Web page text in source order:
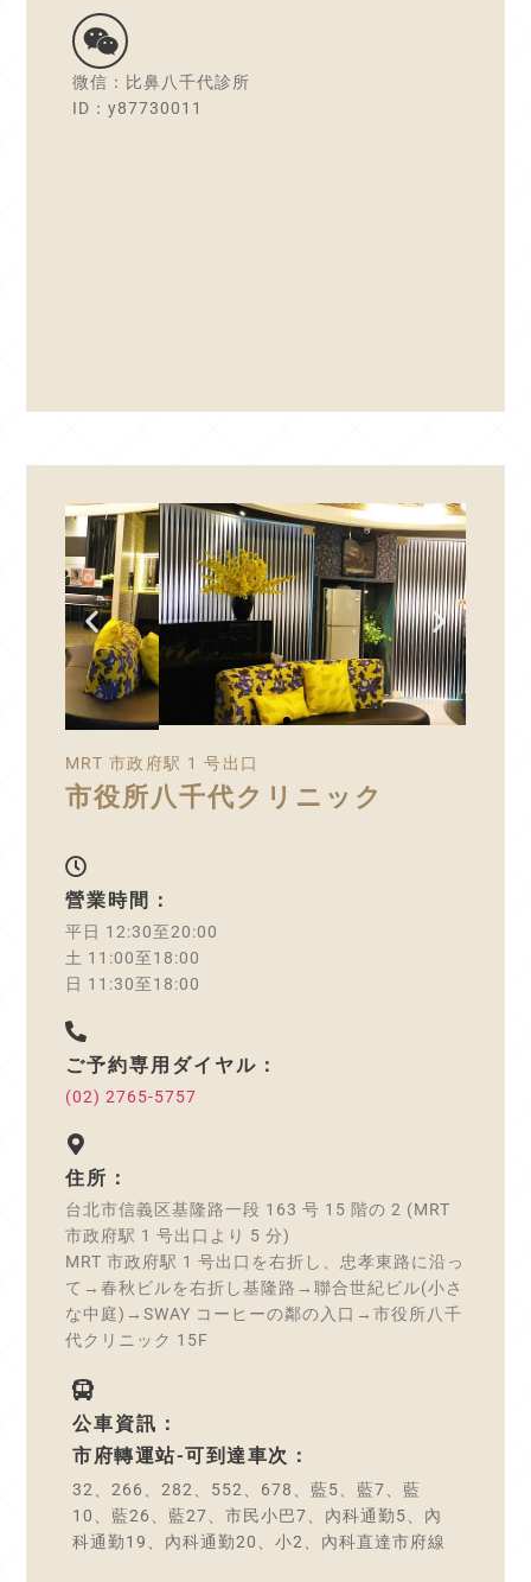
微信：比鼻八千代診所
ID：y87730011
MRT 市政府駅 1 号出口
市役所八千代クリニック
營業時間：
平日 12:30至20:00
土 11:00至18:00
日 11:30至18:00
ご予約専用ダイヤル：
(02) 2765-5757
住所：
台北市信義区基隆路一段 163 号 15 階の 2 (MRT
市政府駅 1 号出口より 5 分)
MRT 市政府駅 1 号出口を右折し、忠孝東路に沿っ
て→春秋ビルを右折し基隆路→聯合世紀ビル(小さ
な中庭)→SWAY コーヒーの鄰の入口→市役所八千
代クリニック 15F
公車資訊：
市府轉運站-可到達車次：
32、266、282、552、678、藍5、藍7、藍
10、藍26、藍27、市民小巴7、內科通勤5、內
科通勤19、內科通勤20、小2、內科直達市府線